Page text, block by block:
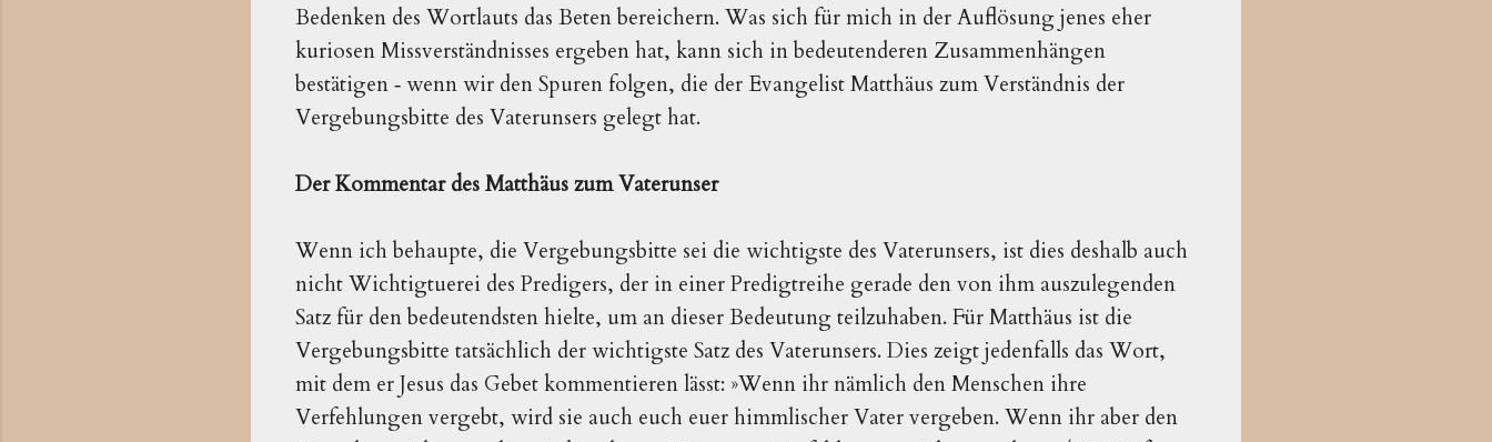
Bedenken des Wortlauts das Beten bereichern. Was sich für mich in der Auflösung jenes eher
kuriosen Missverständnisses ergeben hat, kann sich in bedeutenderen Zusammenhängen
bestätigen ‑ wenn wir den Spuren folgen, die der Evangelist Matthäus zum Verständnis der
Vergebungsbitte des Vaterunsers gelegt hat.
Der Kommentar des Matthäus zum Vaterunser
Wenn ich behaupte, die Vergebungsbitte sei die wichtigste des Vaterunsers, ist dies deshalb auch
nicht Wichtigtuerei des Predigers, der in einer Predigtreihe gerade den von ihm auszulegenden
Satz für den bedeutendsten hielte, um an dieser Bedeutung teilzuhaben. Für Matthäus ist die
Vergebungsbitte tatsächlich der wichtigste Satz des Vaterunsers. Dies zeigt jedenfalls das Wort,
mit dem er Jesus das Gebet kommentieren lässt: »Wenn ihr nämlich den Menschen ihre
Verfehlungen vergebt, wird sie auch euch euer himmlischer Vater vergeben. Wenn ihr aber den